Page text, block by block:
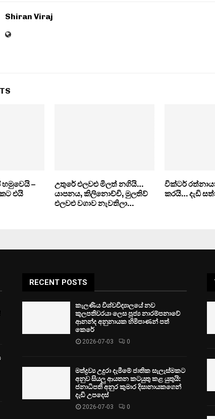
Shiran Viraj
හමුවෙයි –
එයි
උතුරේ එලවළු මිලත් නගියි…
යාපනය, කිලිනොච්චි, මුලතිව්
එලවළු වගාව නැවතිලා…
වික්ටර්
කරයි… දැඩි
RECENT POSTS
කැලණිය විශ්වවිද්‍යාලයේ නව
කුලපතිවරයා ලෙස පූජ්‍ය නාරම්පනාවේ
ආනන්ද අනුනායක හිමිපාණන් පත්
කෙරේ
2026-07-03 0
මත්ද්‍රව්‍ය උදුරා දැමීමේ ජාතික සැලැස්මකට
අනුව සියලු ආයතන කටයුතු කළ යුතුයි:
ජනාධිපති අනුර කුමාර දිසානායකගෙන්
දැඩි උපදෙස්
2026-07-03 0